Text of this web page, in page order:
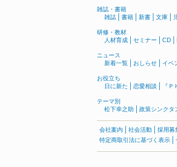
雑誌・書籍
雑誌
書籍 新書 文庫
研修・教材
人材育成
セミナー CD
ニュース
新着一覧
おしらせ イベ
お役立ち
日に新た
恋愛相談 『
テーマ別
松下幸之助
政策シンクタ
会社案内 社会活動 採用募
特定商取引法に基づく表示